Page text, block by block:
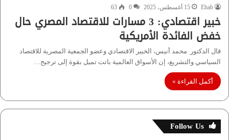
Ehab 15 أغسطس، 2025 0
63
خبير اقتصادي: 3 مسارات للاقتصاد المصري حال
خفض الفائدة الأمريكية
قال الدكتور محمد أنيس، الخبير الاقتصادي وعضو الجمعية المصرية للاقتصاد
السياسي والتشريع، إن الأسواق العالمية باتت تميل بقوة إلى ترجيح…
أكمل القراءة »
Follow Us